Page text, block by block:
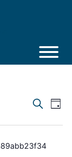
Suche
Ansichten,
SucheTag